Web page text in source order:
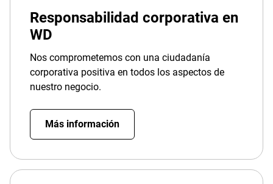
Responsabilidad corporativa en
WD
Nos comprometemos con una ciudadanía
corporativa positiva en todos los aspectos de
nuestro negocio.
Más información